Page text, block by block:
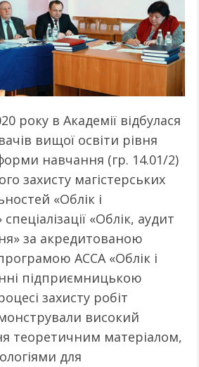
року в Академії відбулася
вищої освіти рівня
навчання (гр. 14.01/2)
захисту магістерських
«Облік і
«Облік, аудит
за акредитованою
АССА «Облік і
підприємницькою
захисту робіт
високий
теоретичним матеріалом,
для